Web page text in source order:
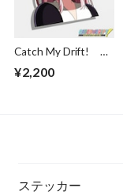
Catch My Drift!
¥2,200
ステッカー